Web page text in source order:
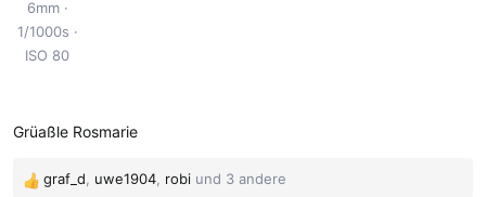
6mm
1/1000s
ISO 80
Grüaßle Rosmarie
R
graf_d, uwe1904, robi und 3 andere